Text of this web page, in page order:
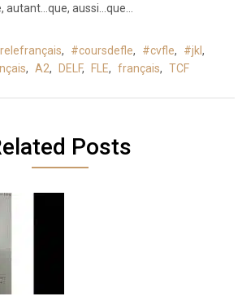
autant…que, aussi…que…
, #coursdefle, #cvfle, #jkl,
, A2, DELF, FLE, français, TCF
Posts